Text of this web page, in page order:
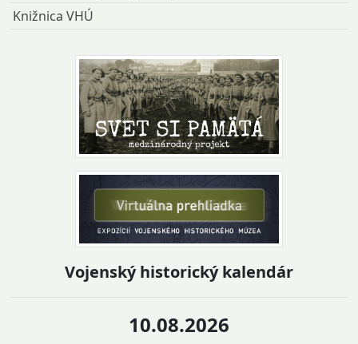
Knižnica VHÚ
Vojenský historický kalendár
10.08.2026